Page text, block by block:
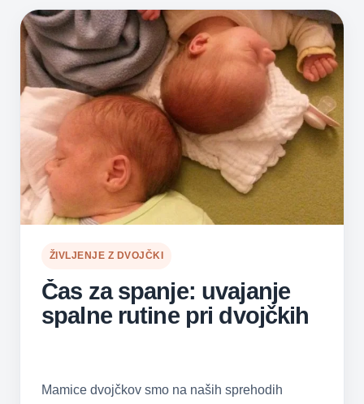
ŽIVLJENJE Z DVOJČKI
Čas za spanje: uvajanje
spalne rutine pri dvojčkih
Mamice dvojčkov smo na naših sprehodih